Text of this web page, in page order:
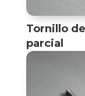
Tornillo
parcial